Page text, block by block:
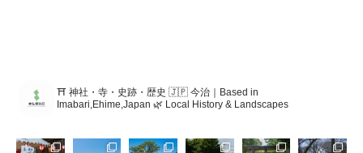
⛩️ 神社・寺・史跡・歴史 🇯🇵 今治｜Based in
Imabari,Ehime,Japan 🌿 Local History & Landscapes